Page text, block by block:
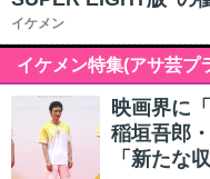
イケメン
イケメン特集(アサ芸プ
映画界に
稲垣吾郎
「新たな